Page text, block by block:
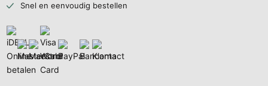
Snel en eenvoudig bestellen